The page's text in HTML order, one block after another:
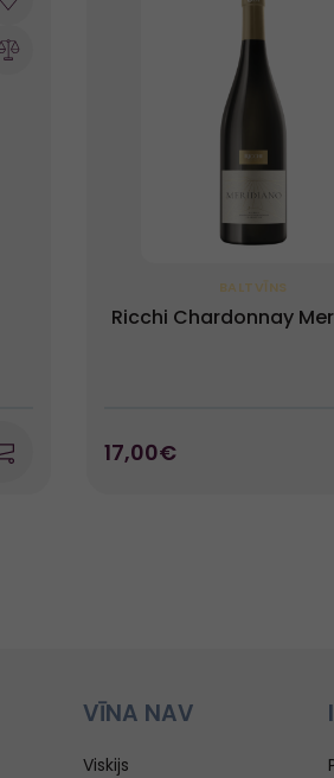
BALTVĪNS
Ricchi Chardonnay
17,00€
VĪNA NAV
Viskijs